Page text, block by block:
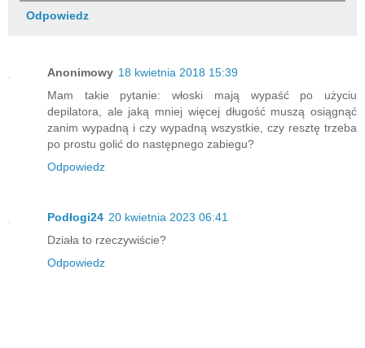
Odpowiedz
Anonimowy 18 kwietnia 2018 15:39
Mam takie pytanie: włoski mają wypaść po użyciu
depilatora, ale jaką mniej więcej długość muszą osiągnąć
zanim wypadną i czy wypadną wszystkie, czy resztę trzeba
po prostu golić do następnego zabiegu?
Odpowiedz
Podłogi24 20 kwietnia 2023 06:41
Działa to rzeczywiście?
Odpowiedz